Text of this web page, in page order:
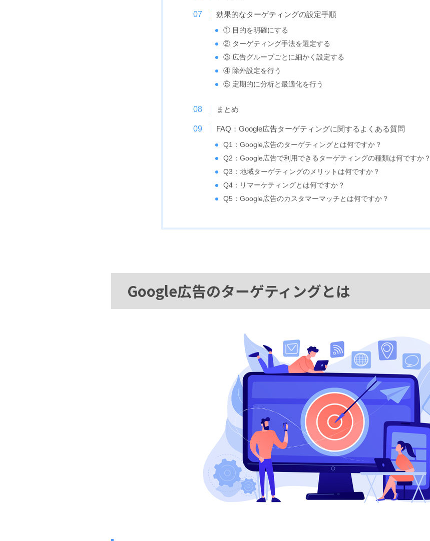
効果的なターゲティングの設定手順
① 目的を明確にする
② ターゲティング手法を選定する
③ 広告グループごとに細かく設定する
④ 除外設定を行う
⑤ 定期的に分析と最適化を行う
まとめ
FAQ：Google広告ターゲティングに関するよくある質問
Q1：Google広告のターゲティングとは何ですか？
Q2：Google広告で利用できるターゲティングの種類は何ですか？
Q3：地域ターゲティングのメリットは何ですか？
Q4：リマーケティングとは何ですか？
Q5：Google広告のカスタマーマッチとは何ですか？
Google広告のターゲティングとは